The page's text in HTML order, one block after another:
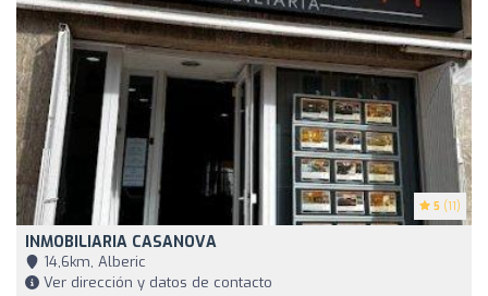
5 (11)
INMOBILIARIA CASANOVA
14,6km, Alberic
Ver dirección y datos de contacto